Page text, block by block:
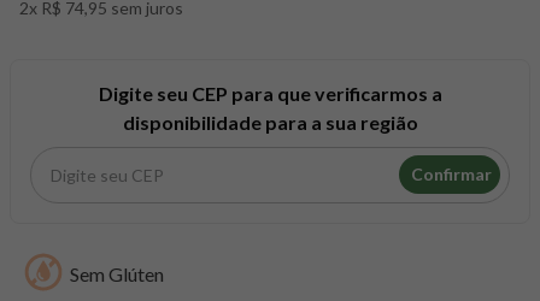
2x R$ 74,95 sem juros
Digite seu CEP para que verificarmos a
disponibilidade para a sua região
Confirmar
Sem Glúten
8º maca peruana
creatina mundo verde